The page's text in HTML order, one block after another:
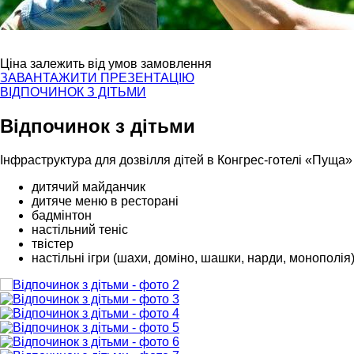
Ціна залежить від умов замовлення
ЗАВАНТАЖИТИ ПРЕЗЕНТАЦІЮ
ВІДПОЧИНОК З ДІТЬМИ
Відпочинок з дітьми
Інфраструктура для дозвілля дітей в Конгрес-готелі «Пуща»
дитячий майданчик
дитяче меню в ресторані
бадмінтон
настільний теніс
твістер
настільні ігри (шахи, доміно, шашки, нарди,